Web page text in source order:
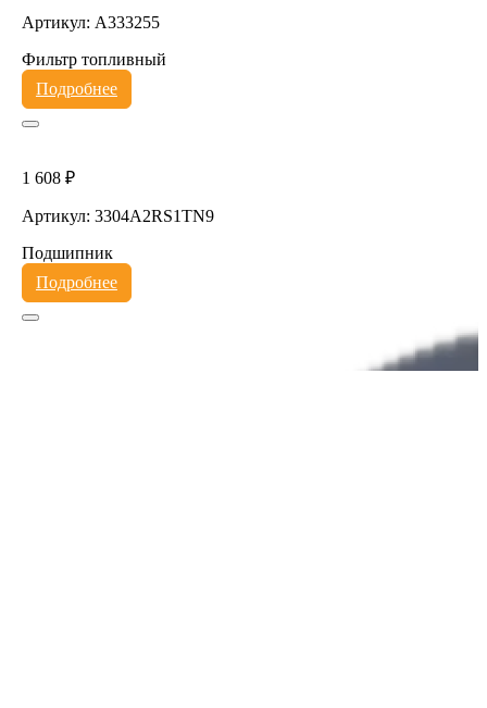
Артикул: A333255
Фильтр топливный
Подробнее
1 608 ₽
Артикул: 3304A2RS1TN9
Подшипник
Подробнее